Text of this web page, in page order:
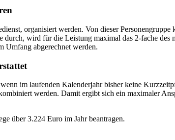
organisiert werden. Von dieser Personengruppe
wird für die Leistung maximal das 2-fache des
Umfang abgerechnet werden.
im laufenden Kalenderjahr bisher keine
werden. Damit ergibt sich ein maximaler
über 3.224 Euro im Jahr beantragen.